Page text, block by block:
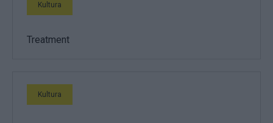
Kultura
Treatment
Kultura